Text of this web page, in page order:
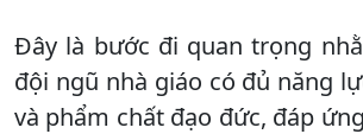
Đây là bước đi quan trọng
đội ngũ nhà giáo có đủ năng
và phẩm chất đạo đức, đáp